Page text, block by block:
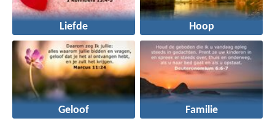
Liefde Hoop
Geloof Familie